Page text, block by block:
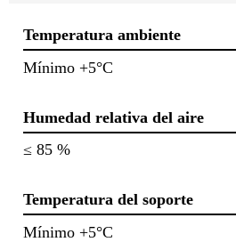
Temperatura ambiente
Mínimo +5°C
Humedad relativa del aire
≤ 85 %
Temperatura del soporte
Mínimo +5°C